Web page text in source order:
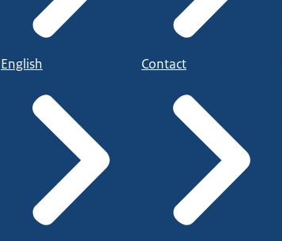
English Contact